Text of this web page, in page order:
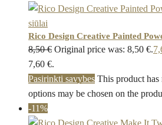
Rico Design Creative Painted
8,50€ Original price was: 8,50 €.
7,60 €.
Pasirinkti savybes This product
options may be chosen on the
-11%